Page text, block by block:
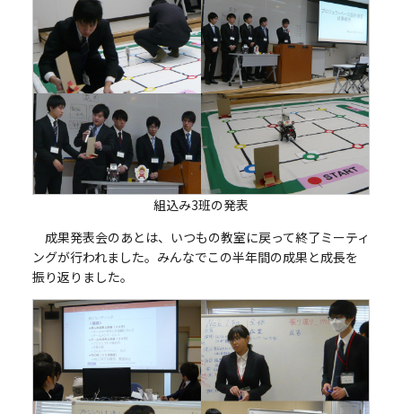
組込み3班の発表
成果発表会のあとは、いつもの教室に戻って終了ミーティ
ングが行われました。みんなでこの半年間の成果と成長を
振り返りました。